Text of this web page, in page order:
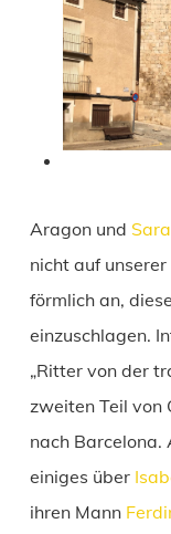
Aragon und
nicht auf
förmlich an,
einzuschlagen.
„Ritter von der
zweiten Teil von
nach Barcelona.
einiges über
ihren Mann